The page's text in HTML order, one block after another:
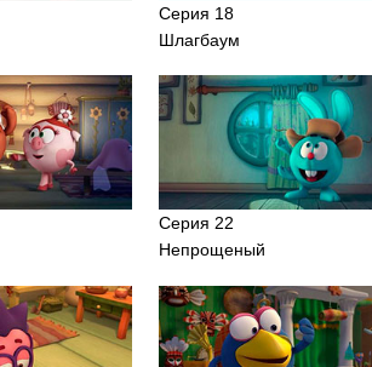
Серия 18
Шлагбаум
Серия 22
Непрощеный